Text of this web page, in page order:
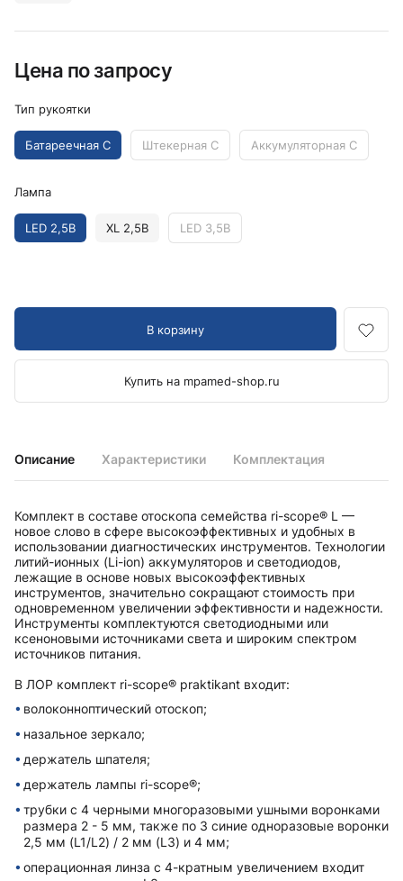
Описание Характеристики Комплектация
Комплект в составе отоскопа семейства ri-scope® L —
новое слово в сфере высокоэффективных и удобных в
использовании диагностических инструментов. Технологии
литий-ионных (Li-ion) аккумуляторов и светодиодов,
лежащие в основе новых высокоэффективных
инструментов, значительно сокращают стоимость при
одновременном увеличении эффективности и надежности.
Инструменты комплектуются светодиодными или
ксеноновыми источниками света и широким спектром
источников питания.
В ЛОР комплект ri-scope® praktikant входит:
волоконноптический отоскоп;
назальное зеркало;
держатель шпателя;
держатель лампы ri-scope®;
трубки с 4 черными многоразовыми ушными воронками
размера 2 - 5 мм, также по 3 синие одноразовые воронки
2,5 мм (L1/L2) / 2 мм (L3) и 4 мм;
операционная линза с 4-кратным увеличением входит
Цена по запросу
Тип рукоятки
Батареечная C Штекерная C Аккумуляторная C
Лампа
LED 2,5В XL 2,5В LED 3,5В
В корзину
Купить на mpamed-shop.ru